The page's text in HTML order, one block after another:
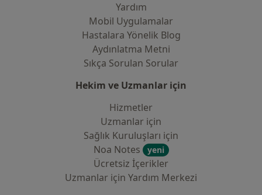
Yardım
Mobil Uygulamalar
Hastalara Yönelik Blog
Aydınlatma Metni
Sıkça Sorulan Sorular
Hekim ve Uzmanlar için
Hizmetler
Uzmanlar için
Sağlık Kuruluşları için
Noa Notes
yeni
Ücretsiz İçerikler
Uzmanlar için Yardım Merkezi